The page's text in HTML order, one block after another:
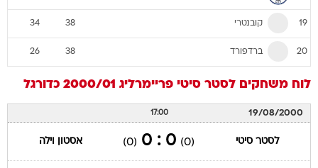
19 קובנטרי 38
34
20 ברדפורד 38
26
לוח משחקים לסטר סיטי פריימרליג 2000/01 כדורגל
19/08/2000
17:00
לסטר סיטי (0)
0 : 0
(0) אסטון וילה